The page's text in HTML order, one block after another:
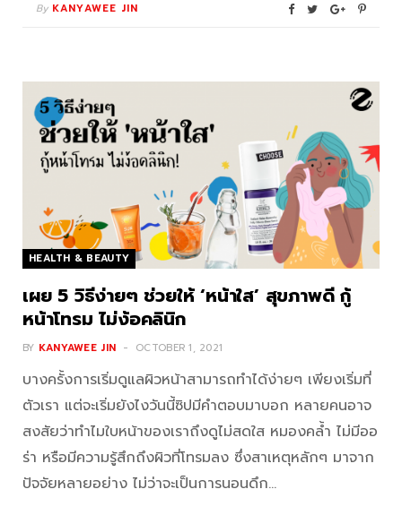
By KANYAWEE JIN
HEALTH & BEAUTY
เผย 5 วิธีง่ายๆ ช่วยให้ ‘หน้าใส’ สุขภาพดี กู้
หน้าโทรม ไม่ง้อคลินิก
BY KANYAWEE JIN OCTOBER 1, 2021
บางครั้งการเริ่มดูแลผิวหน้าสามารถทำได้ง่ายๆ เพียงเริ่มที่
ตัวเรา แต่จะเริ่มยังไงวันนี้ซิปมีคำตอบมาบอก หลายคนอาจ
สงสัยว่าทำไมใบหน้าของเราถึงดูไม่สดใส หมองคล้ำ ไม่มีออ
ร่า หรือมีความรู้สึกถึงผิวที่โทรมลง ซึ่งสาเหตุหลักๆ มาจาก
ปัจจัยหลายอย่าง ไม่ว่าจะเป็นการนอนดึก…